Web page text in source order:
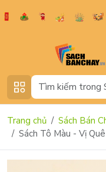
Trang chủ
Sách Bán
Sách Tô Màu - Vị